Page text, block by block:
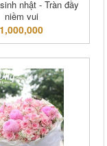
nhật - Tràn đầy
niềm vui
1,000,000